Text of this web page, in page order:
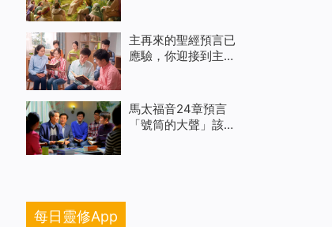
主再來的聖經預言已
應驗，你迎接到主了
馬太福音24章預言
「號筒的大聲」該如
每日靈修App